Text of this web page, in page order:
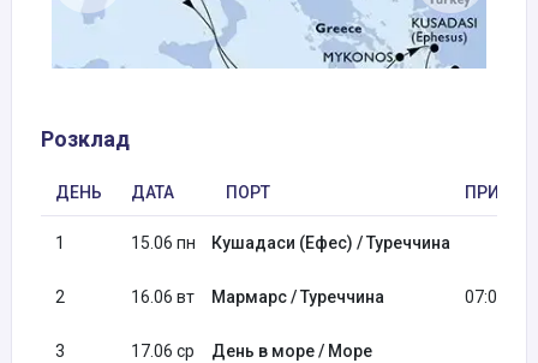
Розклад
ДЕНЬ ДАТА ПОРТ
1 15.06 пн Кушадаси (Ефес) / Туреччина
2 16.06 вт Мармарс / Туреччина 07:00
3 17.06 ср День в море / Море